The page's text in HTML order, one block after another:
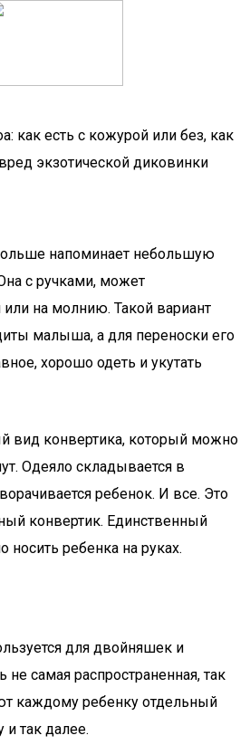
как есть с кожурой или без, как
экзотической диковинки
напоминает небольшую
с ручками, может
или на молнию. Такой вариант
малыша, а для переноски его
хорошо одеть и укутать
вид конвертика, который можно
Одеяло складывается в
ребенок. И все. Это
конвертик. Единственный
носить ребенка на руках.
для двойняшек и
самая распространенная, так
каждому ребенку отдельный
и так далее.